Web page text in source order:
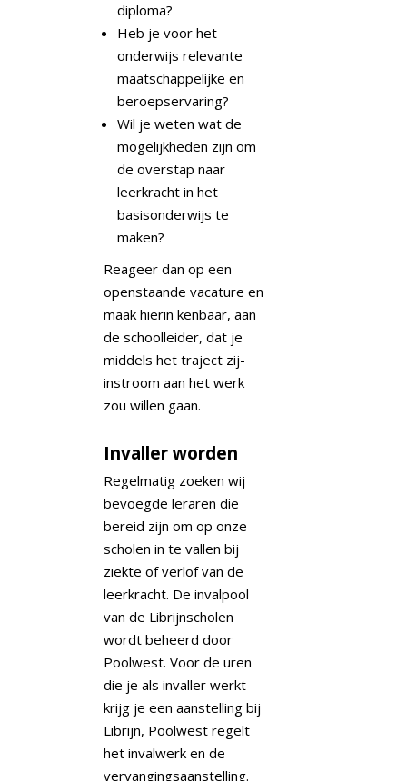
diploma?
Heb je voor het
onderwijs relevante
maatschappelijke en
beroepservaring?
Wil je weten wat de
mogelijkheden zijn om
de overstap naar
leerkracht in het
basisonderwijs te
maken?
Reageer dan op een
openstaande vacature en
maak hierin kenbaar, aan
de schoolleider, dat je
middels het traject zij-
instroom aan het werk
zou willen gaan.
Invaller worden
Regelmatig zoeken wij
bevoegde leraren die
bereid zijn om op onze
scholen in te vallen bij
ziekte of verlof van de
leerkracht. De invalpool
van de Librijnscholen
wordt beheerd door
Poolwest. Voor de uren
die je als invaller werkt
krijg je een aanstelling bij
Librijn, Poolwest regelt
het invalwerk en de
vervangingsaanstelling.